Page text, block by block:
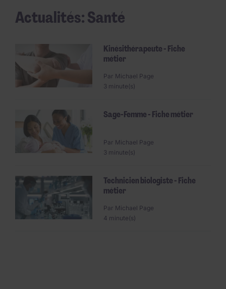
Actualités: Santé
Kinésithérapeute - Fiche
métier
Par Michael Page
3 minute(s)
Sage-Femme - Fiche métier
Par Michael Page
3 minute(s)
Technicien biologiste - Fiche
métier
Par Michael Page
4 minute(s)